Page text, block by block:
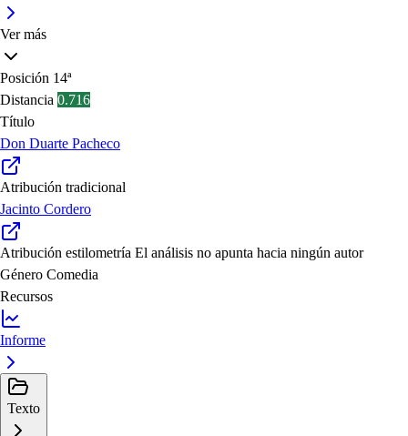
Ver más
Posición 14ª
Distancia 0.716
Título
Don Duarte Pacheco
Atribución tradicional
Jacinto Cordero
Atribución estilometría El análisis no apunta hacia ningún autor
Género Comedia
Recursos
Informe
Texto